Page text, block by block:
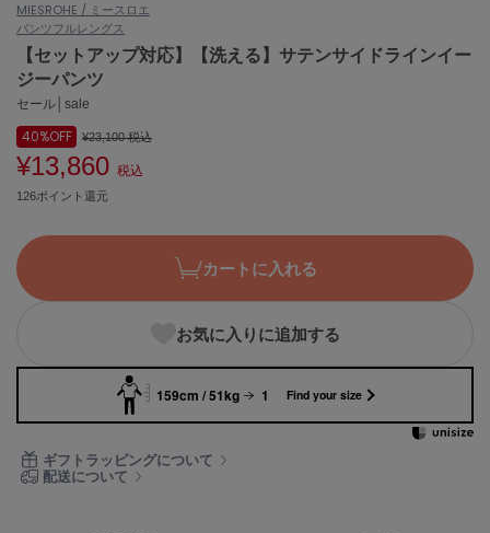
ASICS
アシックス
Ballelite
バレリット
BANDOLIER
Barbour
バブアー
Calvin Klein
CELFORD
MIESROHE / ミースロエ
パンツフルレングス
【セットアップ対応】【洗える】サテンサイドラインイー
ジーパンツ
セール│sale
40%OFF ¥23,100税込
¥13,860 税込
126ポイント還元
カートに入れる
お気に入りに追加する
159cm / 51kg 1 Find your size
ギフトラッピングについて
配送について